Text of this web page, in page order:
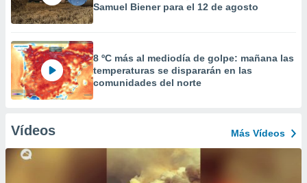
Samuel Biener para el 12 de agosto
8 ºC más al mediodía de golpe: mañana las
temperaturas se dispararán en las
comunidades del norte
Vídeos Más Vídeos